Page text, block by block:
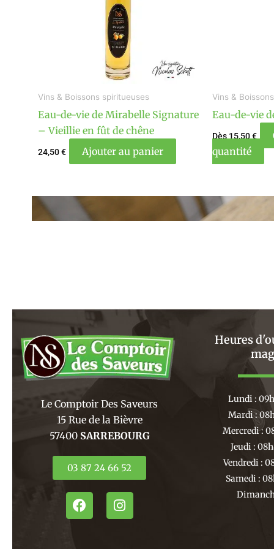
Vins & Boissons spiritueuses
Eau-de-vie de Mirabelle Signature
– Vieillie en fût de chêne
24,50€ Ajouter au panier
Vins &
Eau-de-vie
Dès15,50€
quantité
la
Le Comptoir Des Saveurs
15 Rue de la Bièvre
57400 SARREBOURG
03 87 24 66 52
F
a
I
n
Heures
Lundi :
Mardi :
Mercredi :
Jeudi :
Vendredi :
Samedi :